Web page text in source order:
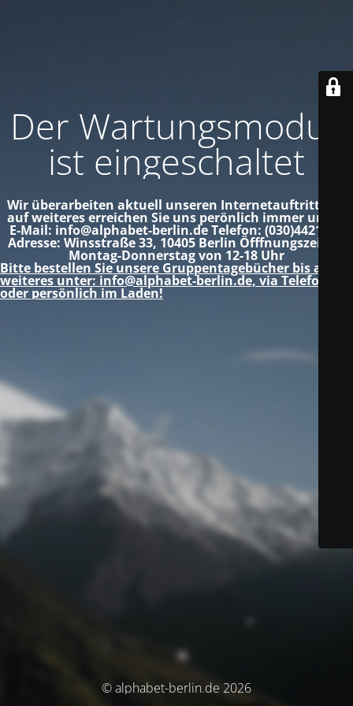
Der Wartungsmodus
ist eingeschaltet
Wir überarbeiten aktuell unseren Internetauftritt!
auf weiteres erreichen Sie uns perönlich immer unter:
E-Mail: info@alphabet-berlin.deTelefon: (030)4421012
Adresse: Winsstraße 33, 10405 Berlin Öfffnungszeiten:
Montag-Donnerstag von 12-18 Uhr
Bitte bestellen Sie unsere Gruppentagebücher bis auf
weiteres unter: info@alphabet-berlin.de, via Telefon
oder persönlich im Laden!
© alphabet-berlin.de 2026